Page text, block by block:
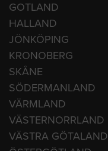
GOTLAND
HALLAND
JÖNKÖPING
KRONOBERG
SKÅNE
SÖDERMANLAND
VÄRMLAND
VÄSTERNORRLAND
VÄSTRA GÖTALAND